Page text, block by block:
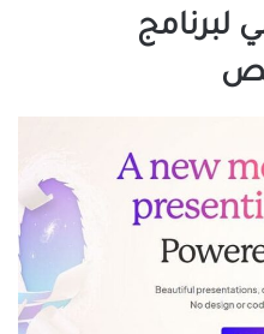
لبرنامج